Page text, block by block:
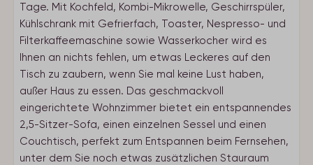
Tage. Mit Kochfeld, Kombi-Mikrowelle, Geschirrspüler,
Kühlschrank mit Gefrierfach, Toaster, Nespresso- und
Filterkaffeemaschine sowie Wasserkocher wird es
Ihnen an nichts fehlen, um etwas Leckeres auf den
Tisch zu zaubern, wenn Sie mal keine Lust haben,
außer Haus zu essen. Das geschmackvoll
eingerichtete Wohnzimmer bietet ein entspannendes
2,5-Sitzer-Sofa, einen einzelnen Sessel und einen
Couchtisch, perfekt zum Entspannen beim Fernsehen,
unter dem Sie noch etwas zusätzlichen Stauraum